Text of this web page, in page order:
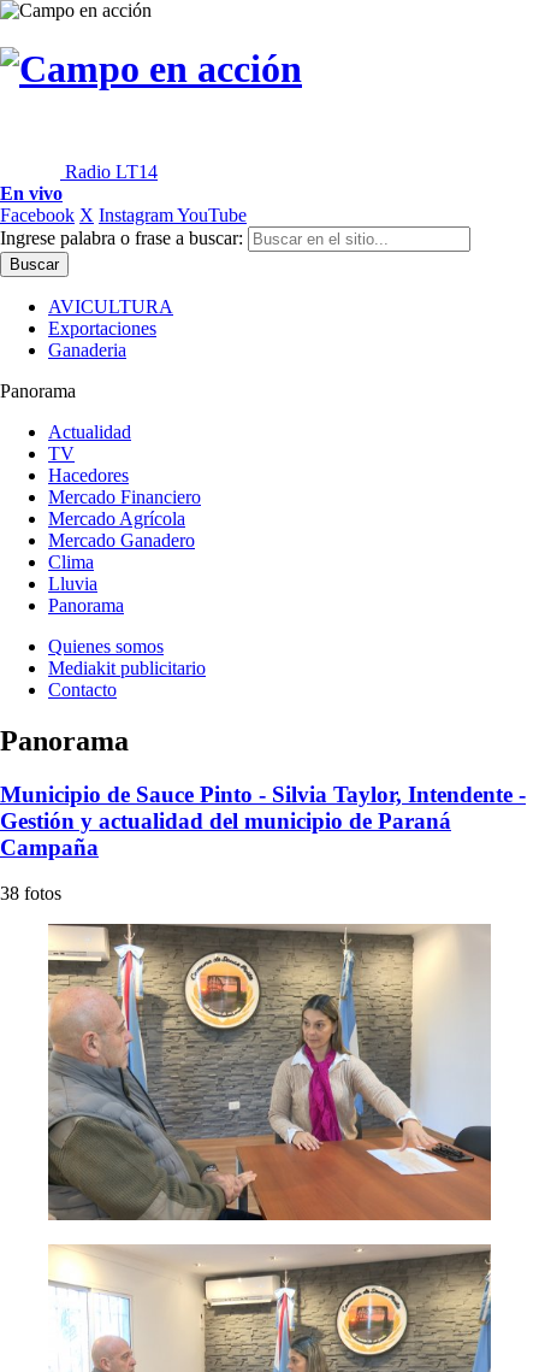
Radio LT14
En vivo
Facebook X InstagramYouTube
Ingrese palabra o frase a buscar:
AVICULTURA
Exportaciones
Ganaderia
Panorama
Actualidad
TV
Hacedores
Mercado Financiero
Mercado Agrícola
Mercado Ganadero
Clima
Lluvia
Panorama
Quienes somos
Mediakit publicitario
Contacto
Panorama
Municipio de Sauce Pinto - Silvia Taylor, Intendente -
Gestión y actualidad del municipio de Paraná
Campaña
38 fotos